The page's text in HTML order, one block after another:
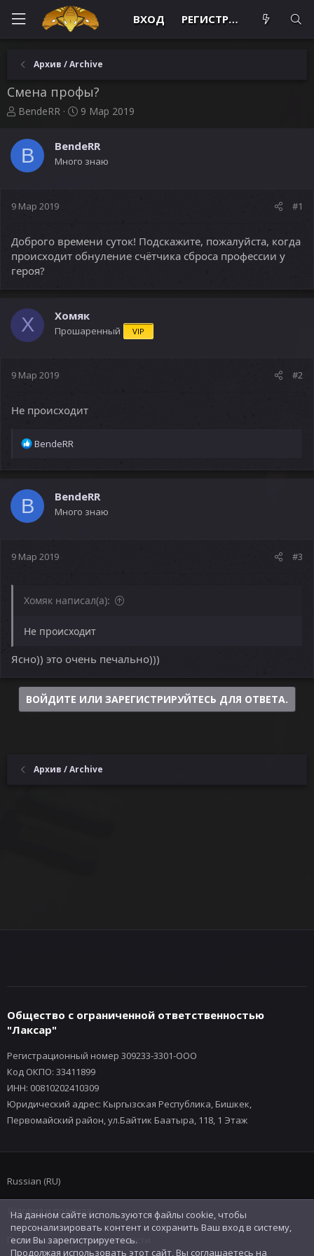
ВХОД РЕГИСТРАЦИЯ
Архив / Archive
Смена профы?
А
т
о
р
м
BendeRR
Д
а
н
9 Мар 2019
B BendeRR
Много знаю
9 Мар 2019 #1
Доброго времени суток! Подскажите, пожалуйста, когда
происходит обнуление счётчика сброса профессии у
героя?
Х Хомяк
Прошаренный VIP
9 Мар 2019 #2
Не происходит
Р
а
ц
и
BendeRR
B BendeRR
Много знаю
9 Мар 2019 #3
Хомяк написал(а):
Не происходит
Ясно)) это очень печально)))
ВОЙДИТЕ ИЛИ ЗАРЕГИСТРИРУЙТЕСЬ ДЛЯ ОТВЕТА.
Архив / Archive
Общество с ограниченной ответственностью
"Лаксар"
Регистрационный номер 309233-3301-ООО
Код ОКПО: 33411899
ИНН: 00810202410309
Юридический адрес: Кыргызская Республика, Бишкек,
Первомайский район, ул.Байтик Баатыра, 118, 1 Этаж
Russian (RU)
Условия и правила
Политика конфиденциальности
На данном сайте используются файлы cookie, чтобы
персонализировать контент и сохранить Ваш вход в систему,
если Вы зарегистрируетесь.
Продолжая использовать этот сайт, Вы соглашаетесь на